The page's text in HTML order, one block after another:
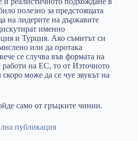
полезно за предстоящата
на лидерите на държавите
именно
и Турция. Ако съмитът си
или да протака
се случва във формата на
на ЕС, то от Източното
може да се чуе звукът на
само от гръцките чинии.
публикация